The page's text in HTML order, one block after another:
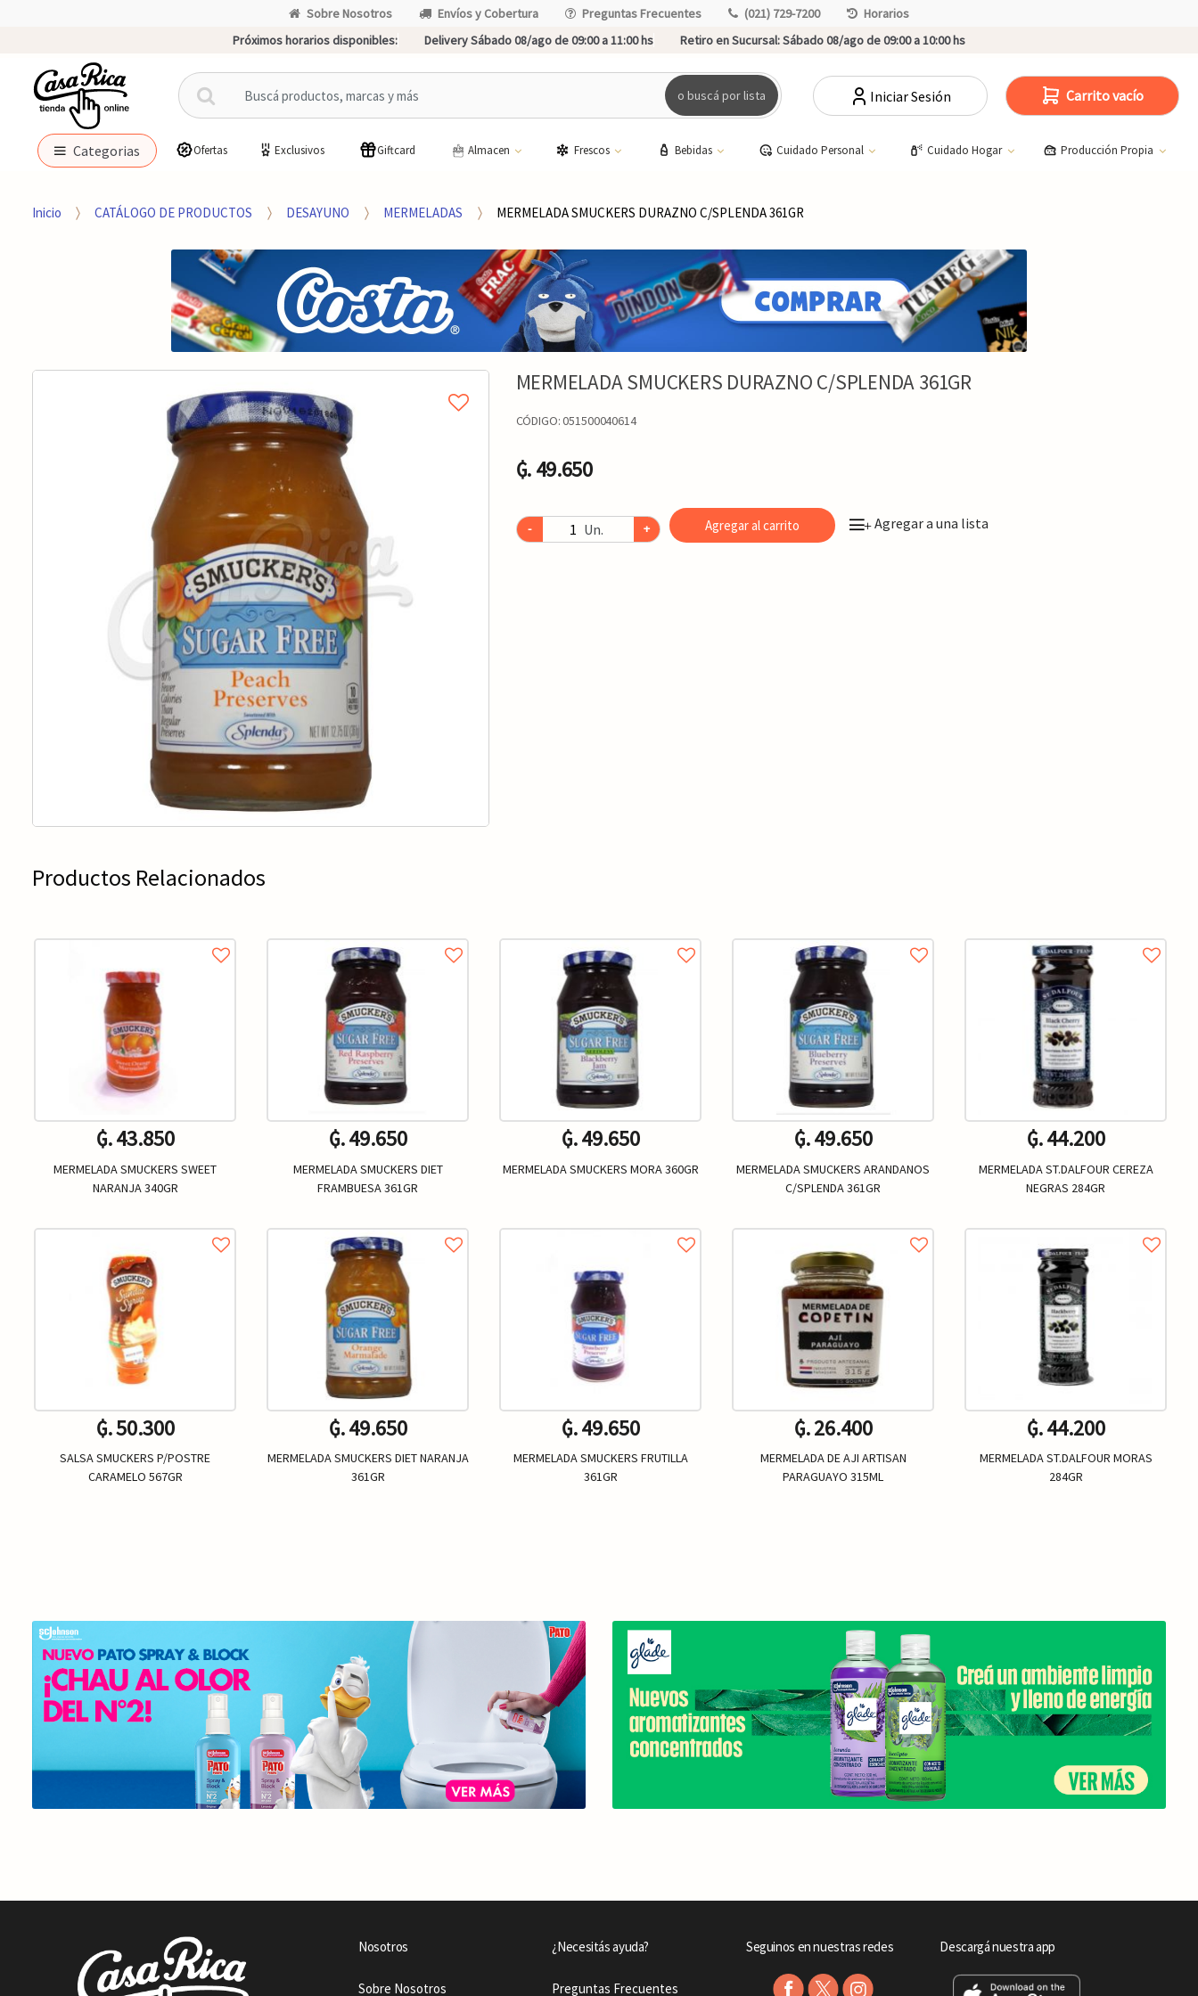
Sobre Nosotros Envíos y Cobertura Preguntas Frecuentes (021) 729-7200
Horarios
Próximos horarios disponibles:
Delivery Sábado 08/ago de 09:00 a 11:00 hs Retiro en Sucursal:Sábado 08/ago de 09:00 a 10:00 hs
B
u
c
p
r
o buscá por lista Iniciar Sesión Carrito vacío
Categorias Ofertas Exclusivos Giftcard Almacen Frescos Bebidas Cuidado Personal Cuidado Hogar Producción Propia
Inicio CATÁLOGO DE PRODUCTOS DESAYUNO MERMELADAS MERMELADA SMUCKERS DURAZNO C/SPLENDA 361GR
MERMELADA SMUCKERS DURAZNO C/SPLENDA 361GR
CÓDIGO:051500040614
₲. 49.650
- Un. + Agregar al carrito +Agregar a una lista
Productos Relacionados
₲. 43.850
MERMELADA SMUCKERS SWEET
NARANJA 340GR
₲. 50.300
SALSA SMUCKERS P/POSTRE
CARAMELO 567GR
₲. 49.650
MERMELADA SMUCKERS DIET
FRAMBUESA 361GR
₲. 49.650
MERMELADA SMUCKERS DIET NARANJA
361GR
₲. 49.650
MERMELADA SMUCKERS MORA 360GR
₲. 49.650
MERMELADA SMUCKERS FRUTILLA
361GR
₲. 49.650
MERMELADA SMUCKERS ARANDANOS
C/SPLENDA 361GR
₲. 26.400
MERMELADA DE AJI ARTISAN
PARAGUAYO 315ML
₲. 44.200
MERMELADA ST.DALFOUR CEREZA
NEGRAS 284GR
₲. 44.200
MERMELADA ST.DALFOUR MORAS
284GR
Nosotros
Sobre Nosotros
¿Necesitás ayuda?
Preguntas Frecuentes
Seguinos en nuestras redes Descargá nuestra app